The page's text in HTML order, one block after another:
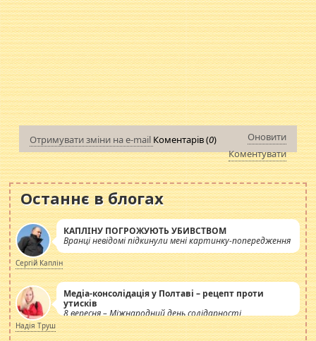
Отримувати зміни на e-mail Коментарів (0)
Оновити
Коментувати
Останнє в блогах
КАПЛІНУ ПОГРОЖУЮТЬ УБИВСТВОМ
Вранці невідомі підкинули мені картинку-попередження
Сергій Каплін
Медіа-консолідація у Полтаві – рецепт проти
утисків
8 вересня – Міжнародний день солідарності
журналістів.
Надія Труш